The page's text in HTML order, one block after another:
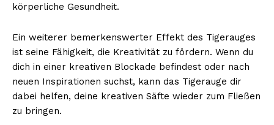
körperliche Gesundheit.
Ein weiterer bemerkenswerter Effekt des Tigerauges
ist seine Fähigkeit, die Kreativität zu fördern. Wenn du
dich in einer kreativen Blockade befindest oder nach
neuen Inspirationen suchst, kann das Tigerauge dir
dabei helfen, deine kreativen Säfte wieder zum Fließen
zu bringen.